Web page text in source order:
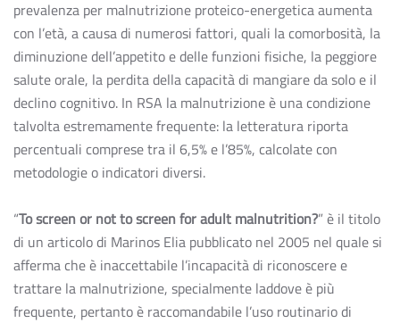
prevalenza per malnutrizione proteico-energetica aumenta
con l’età, a causa di numerosi fattori, quali la comorbosità, la
diminuzione dell’appetito e delle funzioni fisiche, la peggiore
salute orale, la perdita della capacità di mangiare da solo e il
declino cognitivo. In RSA la malnutrizione è una condizione
talvolta estremamente frequente: la letteratura riporta
percentuali comprese tra il 6,5% e l’85%, calcolate con
metodologie o indicatori diversi.
“To screen or not to screen for adult malnutrition?” è il titolo
di un articolo di Marinos Elia pubblicato nel 2005 nel quale si
afferma che è inaccettabile l’incapacità di riconoscere e
trattare la malnutrizione, specialmente laddove è più
frequente, pertanto è raccomandabile l’uso routinario di